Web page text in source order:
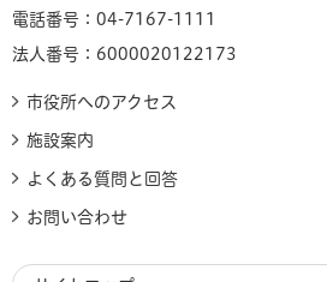
電話番号：04-7167-1111
法人番号：6000020122173
市役所へのアクセス
施設案内
よくある質問と回答
お問い合わせ